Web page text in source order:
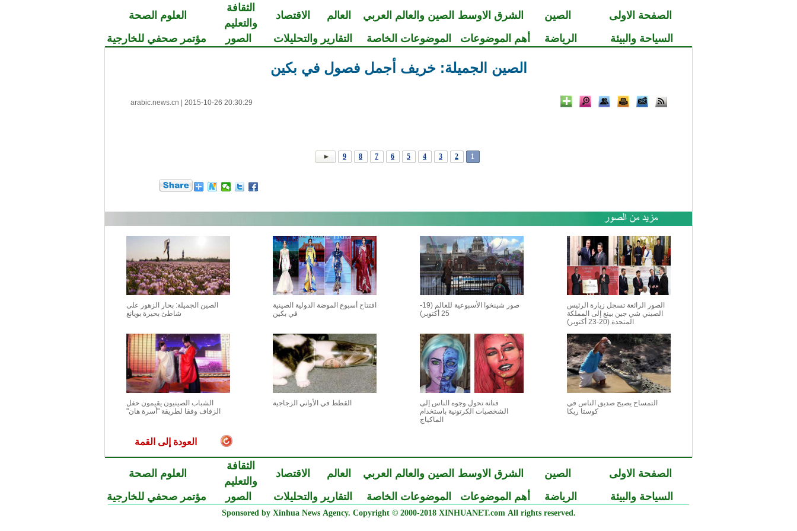
الصفحة الاولى الصين الشرق الاوسط الصين والعالم العربي العالم الاقتصاد
الثقافة
والتعليم
العلوم الصحة
السياحة والبيئة
الرياضة أهم الموضوعات الموضوعات الخاصة التقارير والتحليلات الصور مؤتمر صحفي للخارجية
الصين الجميلة: خريف أجمل فصول في بكين
arabic.news.cn 2015-10-26 20:30:29
1
2
3
4
5
6
7
8
9
الصور الرائعة تسجل زيارة الرئيس
الصيني شي جين بينغ إلى المملكة
المتحدة (20-23 أكتوبر)
صور شينخوا الأسبوعية للعالم (19-
25 أكتوبر)
افتتاح أسبوع الموضة الدولية الصينية
في بكين
الصين الجميلة: بحار الزهور على
شاطئ بحيرة بويانغ
التمساح يصبح صديق الناس في
كوستا ريكا
فنانة تحول وجوه الناس إلى
الشخصيات الكرتونية باستخدام
الماكياج
القطط في الأواني الزجاجية
الشباب الصينيون يقيمون حفل
الزفاف وفقا لطريقة "أسرة هان"
العودة إلى القمة
الصفحة الاولى الصين الشرق الاوسط الصين والعالم العربي العالم الاقتصاد
الثقافة
والتعليم
العلوم الصحة
السياحة والبيئة
الرياضة أهم الموضوعات الموضوعات الخاصة التقارير والتحليلات الصور مؤتمر صحفي للخارجية
Sponsored by Xinhua News Agency. Copyright © 2000-2018 XINHUANET.com All rights reserved.